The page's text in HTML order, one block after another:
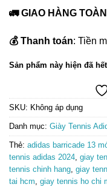
🚛 GIAO HÀNG
💰 Thanh toán: Tiền
Sản phẩm này hiện đã
SKU: Không áp dụng
Danh mục: Giày Tennis
Thẻ: adidas barricade 13
tennis adidas 2024, giay
tennis chinh hang, giay
tai hcm, giay tennis ho chi